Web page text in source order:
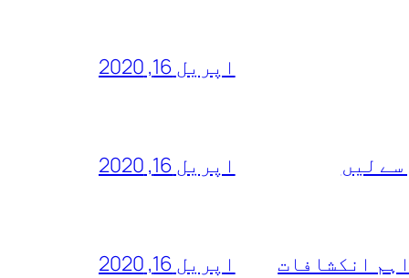
اپریل 16, 2020
لیں اپریل 16, 2020
انکشافات اپریل 16, 2020